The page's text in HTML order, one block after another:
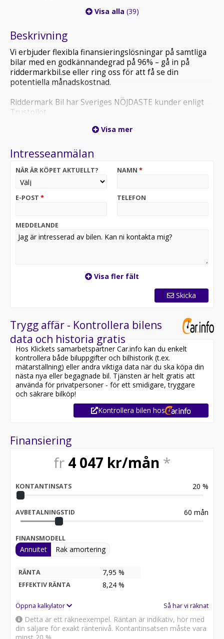
Visa alla (39)
Beskrivning
Vi erbjuder flexibla finansieringslösningar på samtliga
bilar med en godkännandegrad på 96% – gå in på
riddermarkbil.se eller ring oss för att få se din
potentiella månadskostnad.
Riddermark Bil har Sveriges NÖJDASTE kunder enligt
Trustpilot
hemleverans i hela Sverige!*
Köp din drömbil hos Riddermark Bil Järfälla! 08-572 142
BMW 520d xDrive Touring – en elegant och rymlig
dieselprestanda, intelligent fyrhjulsdrift och
tillsammans med BMW xDrive-system ger en dynamisk
och trygg körupplevelse i alla väglag. Sport Line-
utförandet förstärker bilens sportiga karaktär med
Utrustning inkluderar:
- HiFi ljudsystem
- Eluppvärmd ratt
- Apple CarPlay
- Ambient Light
- Skinn/tygklädsel
- Elektriskt bagagelucka
Jämför denna bil med någon av våra andra BMW 5-serie
i lager. Se våra bilar på
Övrig information om bilen:
Besiktigad till och med 2026-11-30
Servicehistorik:
2020-08-30 - 2941 mil
2021-05-28 - 5817 mil
2022-02-01 - 8834 mil
Besök
• Se närbilder och film på bilen
• Reservera bilen direkt online
Kontakta oss för mer information:
Därför ska du välja Riddermark Bil:
Visa mer
Intresseanmälan
NÄR ÄR KÖPET AKTUELLT? NAMN *
E-POST * TELEFON
MEDDELANDE
Visa fler fält
Skicka
Trygg affär - Kontrollera bilens
data och historia gratis
Hos Klickets samarbetspartner Car.info kan du enkelt
kontrollera både biluppgifter och bilhistorik (t.ex.
mätarställning) eller andra viktiga data när du ska köpa din
nästa nya eller begagnade bil. Tjänsten är helt gratis att
använda för privatpersoner - för ett smidigare, tryggare
och säkrare bilköp!
Kontrollera bilen hos
Finansiering
fr 4 047 kr/mån *
KONTANTINSATS 20 %
AVBETALNINGSTID 60 mån
FINANSMODELL
Annuitet Rak amortering
RÄNTA 7,95 %
EFFEKTIV RÄNTA 8,24 %
Öppna kalkylator Så har vi räknat
Detta är ett räkneexempel. Räntan är indikativ, hör med
din säljare för exakt räntenivå. Kontantinsatsen måste vara
minst 20 %.